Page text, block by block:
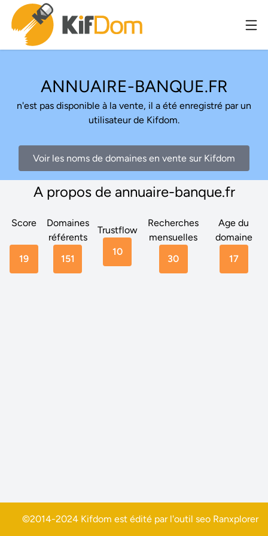
ANNUAIRE-BANQUE.FR
n'est pas disponible à la vente, il a été enregistré par un
utilisateur de Kifdom.
Voir les noms de domaines en vente sur Kifdom
A propos de annuaire-banque.fr
Score
19
Domaines
référents
151
Trustflow
10
Recherches
mensuelles
30
Age du
domaine
17
©2014-2024 Kifdom est édité par l'outil seo Ranxplorer